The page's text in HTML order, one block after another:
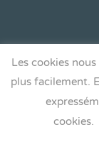
Les cookies
plus facilement.
cookies.